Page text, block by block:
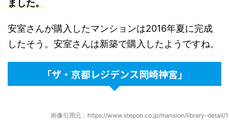
ました。
安室さんが購入したマンションは2016年夏に完成
したそう。安室さんは新築で購入したようですね。
「ザ・京都レジデンス岡崎神宮」
画像引用元：https://www.stepon.co.jp/mansion/library-detail/